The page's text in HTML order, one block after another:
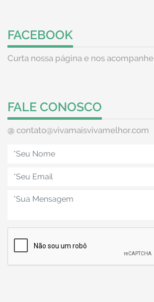
FACEBOOK
Curta nossa página e nos
FALE CONOSCO
@ contato@vivamaisvivamelhor.com